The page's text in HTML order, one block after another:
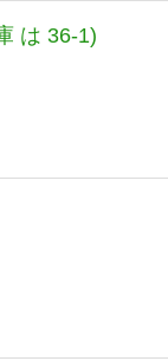
は 36-1)